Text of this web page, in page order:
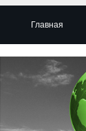
Главная